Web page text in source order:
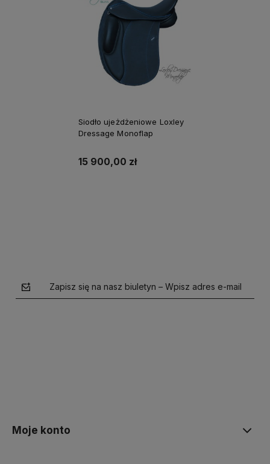
Siodło ujeżdżeniowe Loxley
Dressage Monoflap
15 900,00 zł
Zapisz się na nasz biuletyn – Wpisz adres e-mail
Moje konto